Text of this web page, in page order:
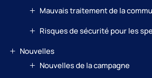
Mauvais traitement de la
Risques de sécurité pour les
Nouvelles
Nouvelles de la campagne